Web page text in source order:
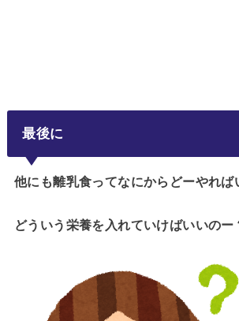
最後に
他にも離乳食ってなにからどーやれば
どういう栄養を入れていけばいいのー